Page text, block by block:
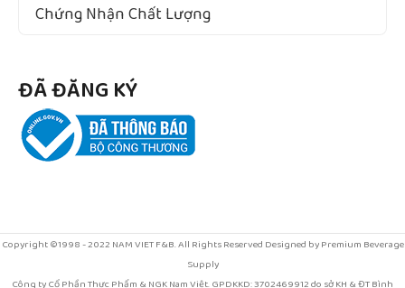
Chứng Nhận Chất Lượng
ĐÃ ĐĂNG KÝ
Copyright ©1998 - 2022 NAM VIET F&B. All Rights Reserved Designed by Premium Beverage
Supply
Công ty Cổ Phần Thực Phẩm & NGK Nam Việt. GPDKKD: 3702469912 do sở KH & ĐT Bình